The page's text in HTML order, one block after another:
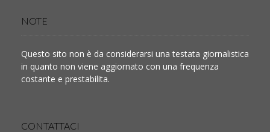
NOTE
Questo sito non è da considerarsi una testata giornalistica
in quanto non viene aggiornato con una frequenza
costante e prestabilita.
CONTATTACI